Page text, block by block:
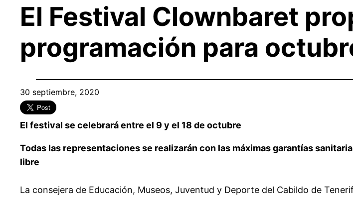
El Festival Clownbaret
programación para
30 septiembre, 2020
El festival se celebrará entre el 9 y el 18 de octubre
Todas las representaciones se realizarán con las máximas garantías
libre
La consejera de Educación, Museos, Juventud y Deporte del Cabildo de